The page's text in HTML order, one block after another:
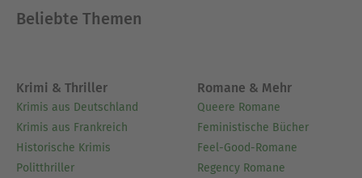
Beliebte Themen
Krimi & Thriller
Krimis aus Deutschland
Krimis aus Frankreich
Historische Krimis
Politthriller
Romane & Mehr
Queere Romane
Feministische Bücher
Feel-Good-Romane
Regency Romane